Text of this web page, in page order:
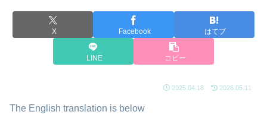
X Facebook はてブ
LINE コピー
2025.04.18 2026.05.11
The English translation is below